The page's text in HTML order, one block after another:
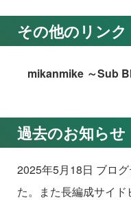
その他のリンク
mikanmike ～Sub
過去のお知らせ
2025年5月18日 ブロ
た。また長編成サイ